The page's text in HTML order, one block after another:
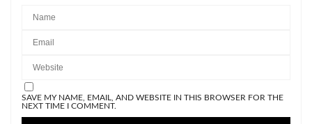
SAVE MY NAME, EMAIL, AND WEBSITE IN THIS BROWSER FOR THE
NEXT TIME I COMMENT.